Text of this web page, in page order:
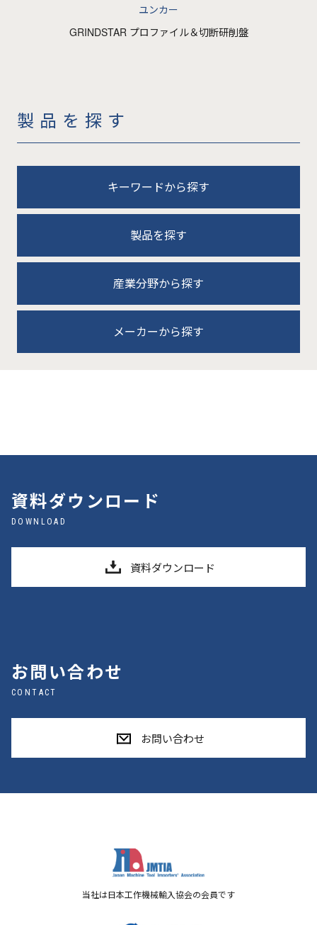
ユンカー
GRINDSTAR プロファイル＆切断研削盤
製品を探す
キーワードから探す
製品を探す
産業分野から探す
メーカーから探す
資料ダウンロード
DOWNLOAD
資料ダウンロード
お問い合わせ
CONTACT
お問い合わせ
当社は日本工作機械輸入協会の会員です